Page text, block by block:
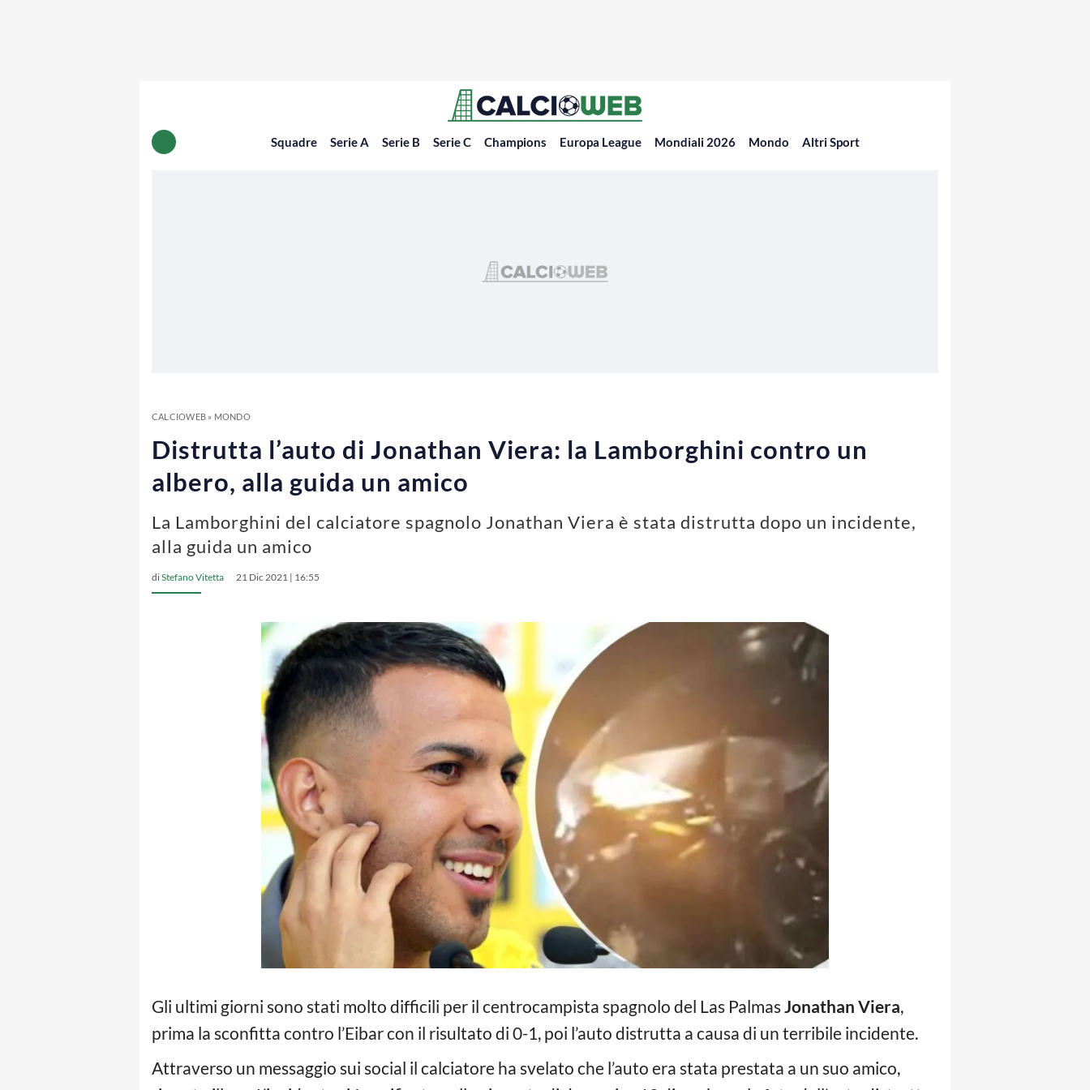
Squadre Serie A Serie B Serie C Champions Europa League Mondiali 2026 Mondo Altri Sport
CALCIOWEB» MONDO
Distrutta l’auto di Jonathan Viera: la Lamborghini contro un
albero, alla guida un amico
La Lamborghini del calciatore spagnolo Jonathan Viera è stata distrutta dopo un incidente,
alla guida un amico
diStefano Vitetta 21 Dic 2021 | 16:55
Gli ultimi giorni sono stati molto difficili per il centrocampista spagnolo del Las PalmasJonathan Viera,
prima la sconfitta contro l’Eibar con il risultato di 0-1, poi l’auto distrutta a causa di un terribile incidente.
Attraverso un messaggio sui social il calciatore ha svelato che l’auto era stata prestata a un suo amico,